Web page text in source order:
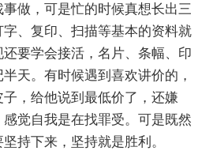
做，可是忙的时候真想长出三
、复印、扫描等基本的资料就
要学会接活，名片、条幅、印
天。有时候遇到喜欢讲价的，
，给他说到最低价了，还嫌
觉自我是在找罪受。可是既然
持下来，坚持就是胜利。